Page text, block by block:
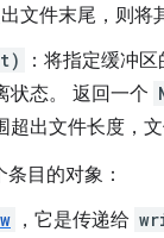
文件末尾，则将
：将指定缓冲
状态。 返回一个
出文件长度，文
目的对象：
，它是传递给